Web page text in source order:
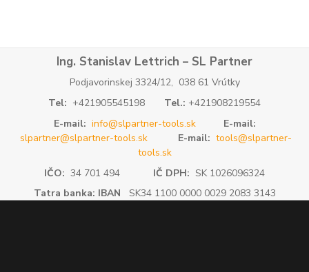
Ing. Stanislav Lettrich – SL Partner
Podjavorinskej 3324/12, 038 61 Vrútky
Tel: +421905545198 Tel.: +421908219554
E-mail: info@slpartner-tools.sk
E-mail:
slpartner@slpartner-tools.sk
E-mail: tools@slpartner-
tools.sk
IČO: 34 701 494 IČ DPH: SK 1026096324
Tatra banka: IBAN SK34 1100 0000 0029 2083 3143